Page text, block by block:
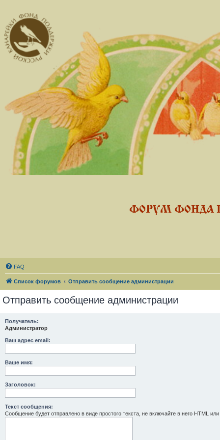
ФОРУМ ФОНДА
FAQ
Список форумов Отправить сообщение администрации
Отправить сообщение администрации
Получатель:
Администратор
Ваш адрес email:
Ваше имя:
Заголовок:
Текст сообщения:
Сообщение будет отправлено в виде простого текста, не включайте в него HTML